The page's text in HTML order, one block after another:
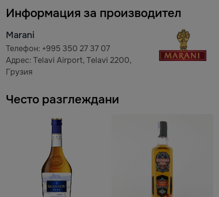
Информация за производител
Marani
Телефон: +995 350 27 37 07
Адрес: Telavi Airport, Telavi 2200,
Грузия
Често разглеждани